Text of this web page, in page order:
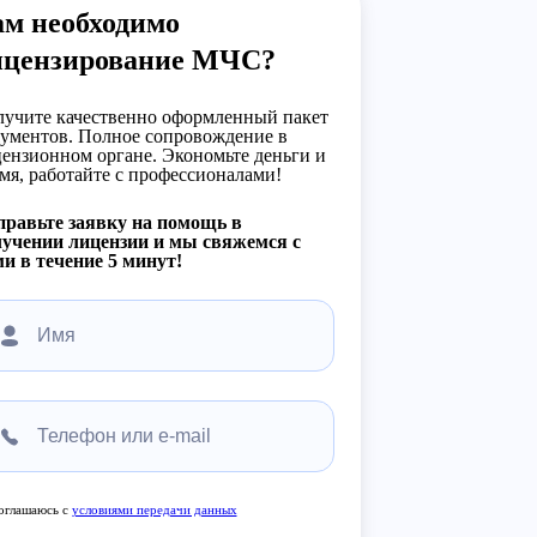
необходимо
МЧС?
качественно оформленный пакет
Полное сопровождение в
органе. Экономьте деньги и
работайте с профессионалами!
заявку на помощь в
лицензии и мы свяжемся с
в течение 5 минут!
с условиями передачи данных